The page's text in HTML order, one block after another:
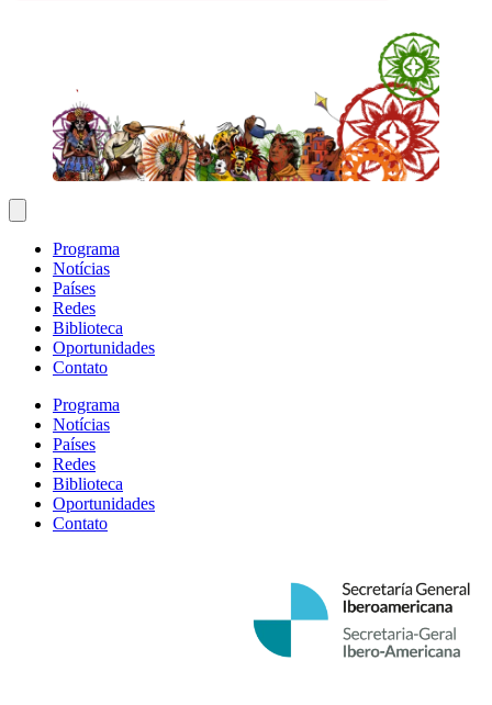
Programa
Notícias
Países
Redes
Biblioteca
Oportunidades
Contato
Programa
Notícias
Países
Redes
Biblioteca
Oportunidades
Contato